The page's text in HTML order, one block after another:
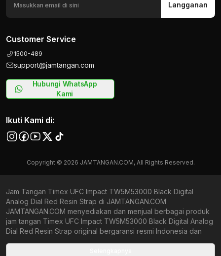
Langganan
Customer Service
1500-489
support@jamtangan.com
Hubungi WhatsApp
Kami
Ikuti Kami di:
Copyright © 2026 JAMTANGAN.COM, All Rights Reserved.
Jam Tangan Timex UFC Impact TW5M53000 Black Digital
Analog Dial Red Resin Strap di JAMTANGAN.COM
JAMTANGAN.COM menyediakan dan menjual berbagai produk
jam tangan Timex UFC Impact TW5M53000 Black Digital Analog
Dial Red Resin Strap original bergaransi resmi Indonesia dan